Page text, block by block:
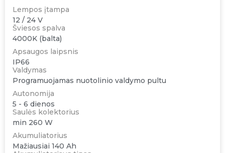
Lempos įtampa
12 / 24 V
Šviesos spalva
4000K (balta)
Apsaugos laipsnis
IP66
Valdymas
Programuojamas nuotolinio valdymo pultu
Autonomija
5 - 6 dienos
Saulės kolektorius
min 260 W
Akumuliatorius
Mažiausiai 140 Ah